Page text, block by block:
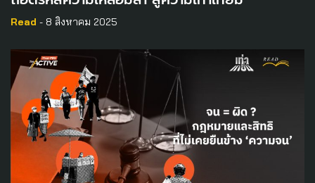
Read - 8 สิงหาคม 2025